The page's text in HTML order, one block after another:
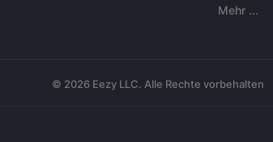
Mehr ...
© 2026 Eezy LLC. Alle Rechte vorbehalten